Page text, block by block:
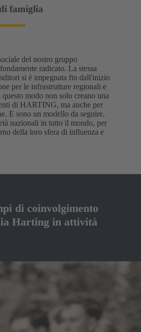
famiglia
del nostro gruppo
radicato. La stessa
si è impegnata fin dall'inizio
per le infrastrutture regionali e
modo non solo creano una
di HARTING, ma anche per
E sono un modello da seguire.
nazionali in tutto il mondo, per
della loro sfera di influenza e
di coinvolgimento
Harting in attività